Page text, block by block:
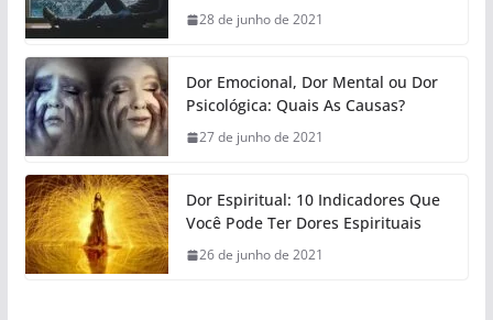
28 de junho de 2021
Dor Emocional, Dor Mental ou Dor
Psicológica: Quais As Causas?
27 de junho de 2021
Dor Espiritual: 10 Indicadores Que
Você Pode Ter Dores Espirituais
26 de junho de 2021